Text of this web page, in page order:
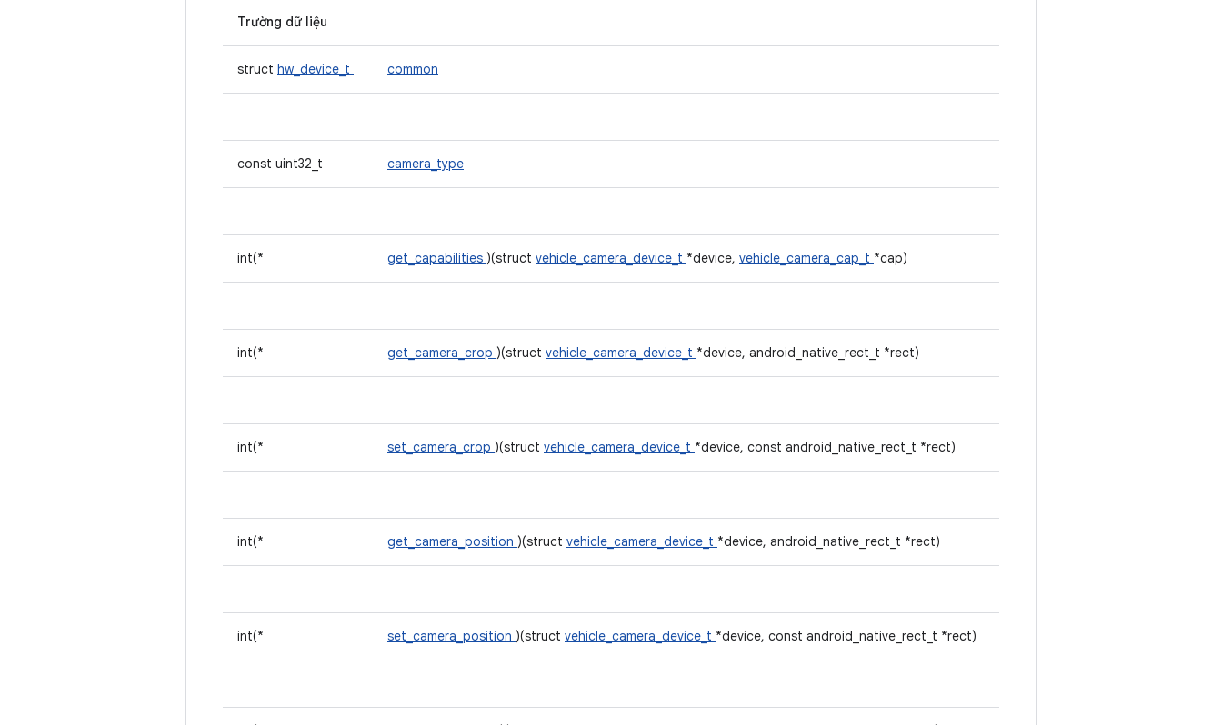
Trường dữ liệu
struct hw_device_t common
const uint32_t camera_type
int(* get_capabilities )(struct vehicle_camera_device_t *device, vehicle_camera_cap_t *cap)
int(* get_camera_crop )(struct vehicle_camera_device_t *device, android_native_rect_t *rect)
int(* set_camera_crop )(struct vehicle_camera_device_t *device, const android_native_rect_t *rect)
int(* get_camera_position )(struct vehicle_camera_device_t *device, android_native_rect_t *rect)
int(* set_camera_position )(struct vehicle_camera_device_t *device, const android_native_rect_t *rect)